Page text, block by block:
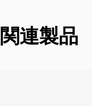
関連製品